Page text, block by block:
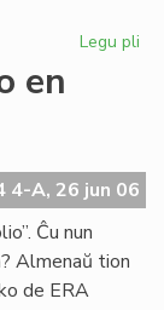
Legu pli
en
4-A, 26 jun 06
Ĉu nun
Almenaŭ tion
de ERA